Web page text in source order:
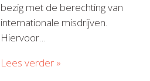
bezig met de berechting van
internationale misdrijven.
Hiervoor…
Lees verder »